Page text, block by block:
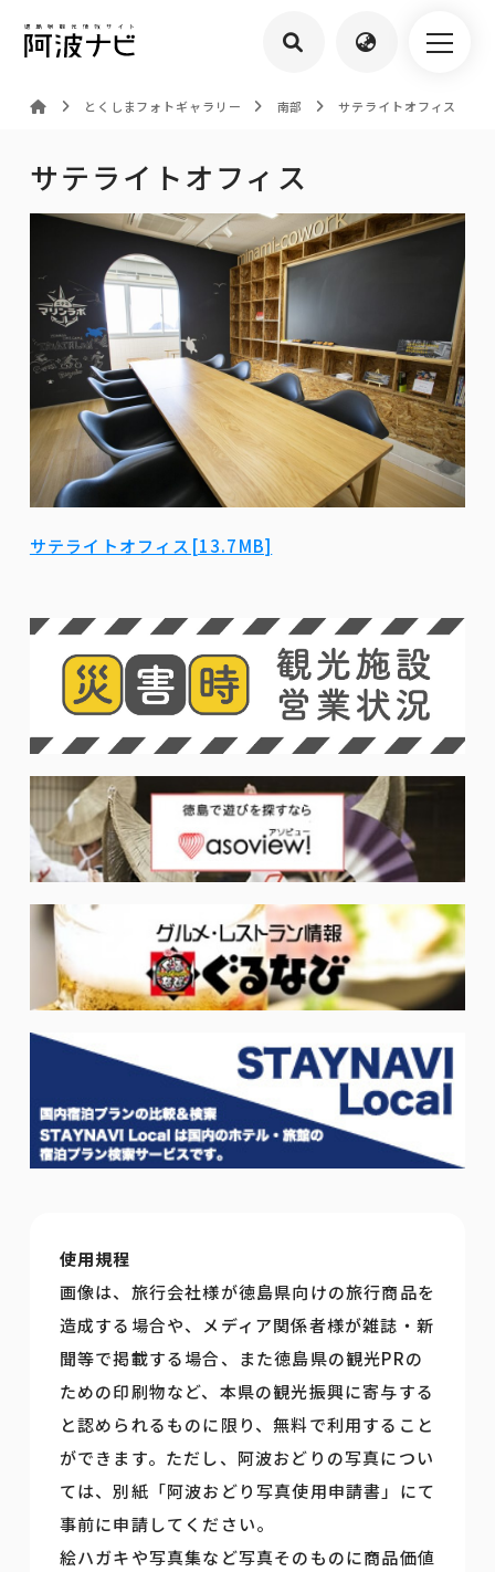
とくしまフォトギャラリー 南部 サテライトオフィス
サテライトオフィス
サテライトオフィス[13.7MB]
使用規程
画像は、旅行会社様が徳島県向けの旅行商品を
造成する場合や、メディア関係者様が雑誌・新
聞等で掲載する場合、また徳島県の観光PRの
ための印刷物など、本県の観光振興に寄与する
と認められるものに限り、無料で利用すること
ができます。ただし、阿波おどりの写真につい
ては、別紙「阿波おどり写真使用申請書」にて
事前に申請してください。
絵ハガキや写真集など写真そのものに商品価値